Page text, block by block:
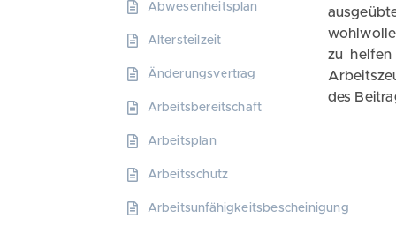
Abwesenheitsplan
Altersteilzeit
Änderungsvertrag
Arbeitsbereitschaft
Arbeitsplan
Arbeitsschutz
Arbeitsunfähigkeitsbescheinigung
zu
des